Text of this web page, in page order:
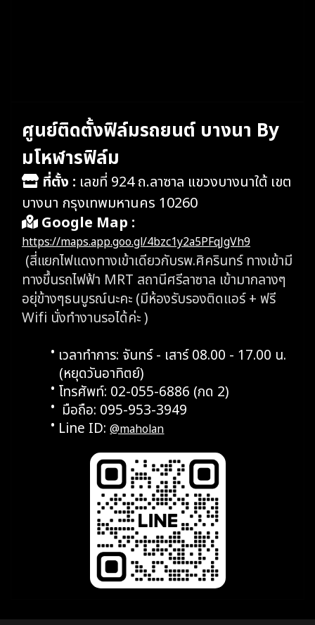
ศูนย์ติดตั้งฟิล์มรถยนต์ บางนา By
มโหฬารฟิล์ม
ที่ตั้ง : เลขที่ 924 ถ.ลาซาล แขวงบางนาใต้ เขต
บางนา กรุงเทพมหานคร 10260
Google Map :
https://maps.app.goo.gl/4bzc1y2a5PFqJgVh9
(สี่แยกไฟแดงทางเข้าเดียวกับรพ.ศิครินทร์ ทางเข้ามี
ทางขึ้นรถไฟฟ้า MRT สถานีศรีลาซาล เข้ามากลางๆ
อยุ่ข้างๆธนบูรณ์นะคะ (มีห้องรับรองติดแอร์ + ฟรี
Wifi นั่งทำงานรอได้ค่ะ )
เวลาทำการ: จันทร์ - เสาร์ 08.00 - 17.00 น.
(หยุดวันอาทิตย์)
โทรศัพท์: 02-055-6886 (กด 2)
มือถือ: 095-953-3949
Line ID:@maholan